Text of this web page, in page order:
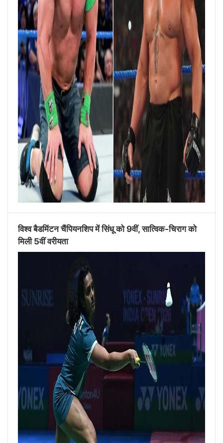
विश्व बैडमिंटन चैंपियनशिप में सिंधू को 9वीं, सात्विक-चिराग को
मिली 5वीं वरीयता